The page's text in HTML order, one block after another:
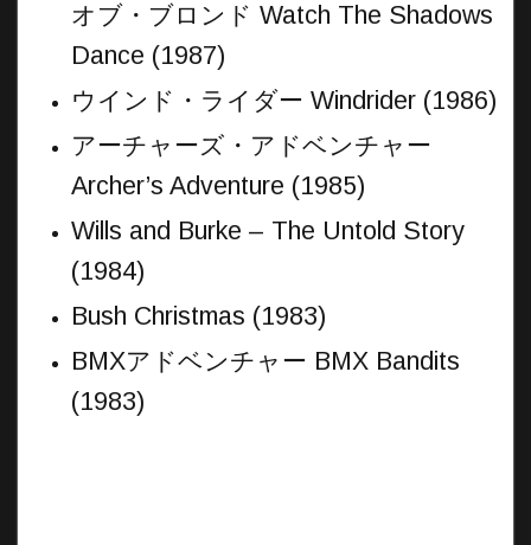
オブ・ブロンド Watch The Shadows
Dance (1987)
ウインド・ライダー Windrider (1986)
アーチャーズ・アドベンチャー
Archer’s Adventure (1985)
Wills and Burke – The Untold Story
(1984)
Bush Christmas (1983)
BMXアドベンチャー BMX Bandits
(1983)